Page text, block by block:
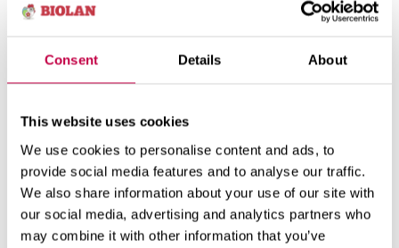
Consent Details About
This website uses cookies
We use cookies to personalise content and ads, to
provide social media features and to analyse our traffic.
We also share information about your use of our site with
our social media, advertising and analytics partners who
may combine it with other information that you’ve
ympäristömyönteiseksi unohtaen, että juuri
merkittävä luonnon tasapainoa horjuttava
tekijä (hupenevat luonnonvarat,
ilmiöstä.
Meillä Biolanissahan on aina seurattu ja
toteutettu muodin oikkuja hyvin tarkkaan ja
tunnollisesti.